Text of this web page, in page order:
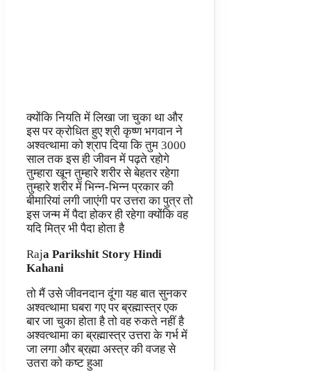
क्योंकि नियति में लिखा जा चुका था और
इस पर क्रोधित हुए श्री कृष्ण भगवान ने
अश्वत्थामा को श्राप दिया कि तुम 3000
साल तक इस ही जीवन में पढ़ते रहोगे
तुम्हारा खून तुम्हारे शरीर से बेहतर रहेगा
तुम्हारे शरीर में भिन्न-भिन्न प्रकार की
बीमारियां लगी जाएंगी पर उत्तरा का पुत्र तो
इस जन्म में पैदा होकर ही रहेगा क्योंकि वह
यदि मित्र भी पैदा होता है
Raja Parikshit Story Hindi
Kahani
तो मैं उसे जीवनदान दूंगा यह बात सुनकर
अश्वत्थामा घबरा गए पर ब्रह्मास्त्र एक
बार जा चुका होता है तो वह रुकते नहीं है
अश्वत्थामा का ब्रह्मास्त्र उत्तरा के गर्भ में
जा लगा और ब्रह्मा अस्त्र की वजह से
उतरा को कष्ट हुआ